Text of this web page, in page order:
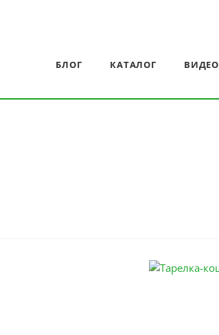
БЛОГ КАТАЛОГ ВИДЕО